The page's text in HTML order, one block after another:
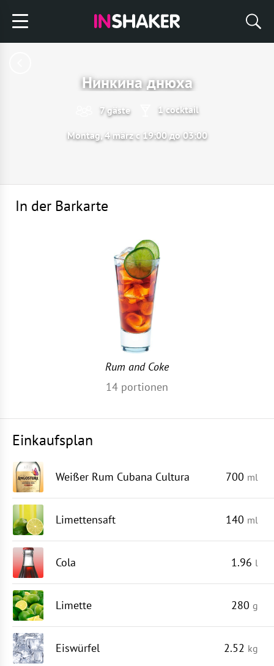
Нинкина днюха
7 gäste 1 cocktail
Montag, 4 märz с 19:00 до 03:00
In der Barkarte
Rum and Coke
14 portionen
Einkaufsplan
Weißer Rum Cubana Cultura 700 ml
Limettensaft 140 ml
Cola 1.96 l
Limette 280 g
Eiswürfel 2.52 kg